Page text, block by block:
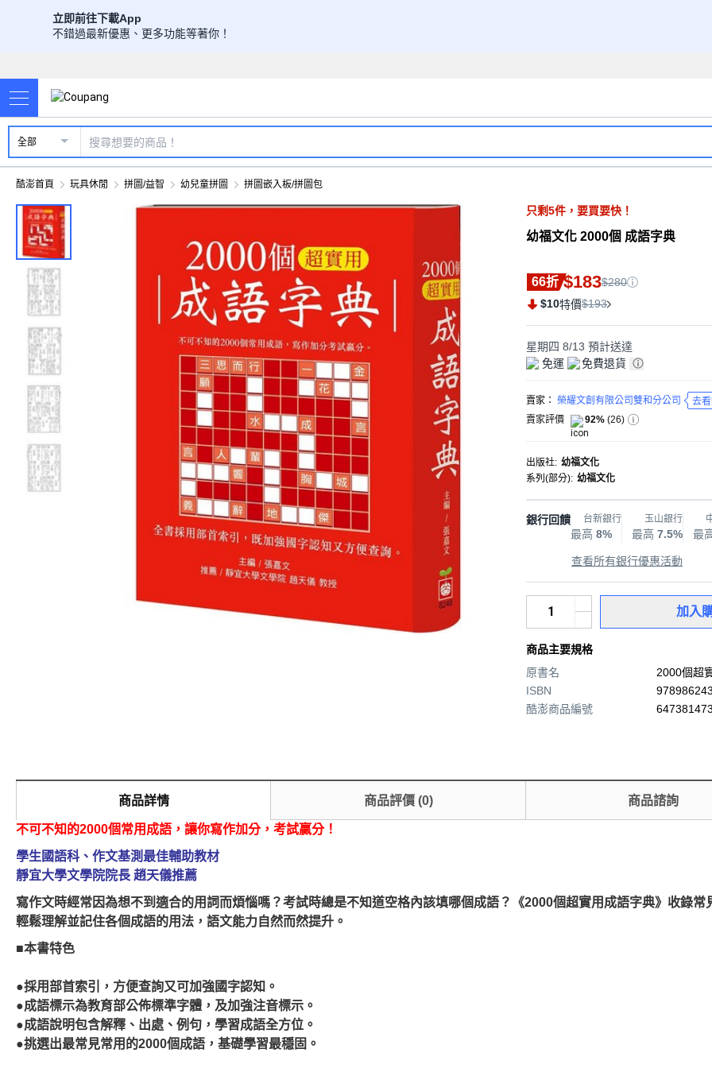
立即前往下載App
不錯過最新優惠、更多功能等著你！
全部
酷澎首頁 玩具休閒 拼圖/益智 幼兒童拼圖 拼圖嵌入板/拼圖包
只剩5件， 要買要快！
幼福文化 2000個 成語字典
66折 $183$280
$10特價$193
星期四 8/13 預計送達
免運
免費退貨
賣家： 榮耀文創有限公司雙和分公司
去
賣家評價
92% (26)
出版社: 幼福文化
系列(部分): 幼福文化
銀行回饋 台新銀行
最高 8%
玉山銀行
最高 7.5% 最
查看所有銀行優惠活動
加入
商品主要規格
原書名
2000個超
ISBN
酷澎商品編號
商品詳情 商品評價(0) 商品諮詢
不可不知的2000個常用成語，讓你寫作加分，考試贏分！
學生國語科、作文基測最佳輔助教材
靜宜大學文學院院長 趙天儀推薦
寫作文時經常因為想不到適合的用詞而煩惱嗎？考試時總是不知道空格內該填哪個成語？《2000個超實用成語字典》收錄
輕鬆理解並記住各個成語的用法，語文能力自然而然提升。
■本書特色
●採用部首索引，方便查詢又可加強國字認知。
●成語標示為教育部公佈標準字體，及加強注音標示。
●成語說明包含解釋、出處、例句，學習成語全方位。
●挑選出最常見常用的2000個成語，基礎學習最穩固。